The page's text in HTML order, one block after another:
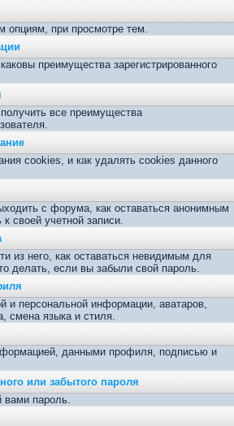
опциям, при просмотре тем.
преимущества зарегистрированного
получить все преимущества
cookies, и как удалять cookies данного
с форума, как оставаться анонимным
своей учетной записи.
из него, как оставаться невидимым для
делать, если вы забыли свой пароль.
и персональной информации, аватаров,
смена языка и стиля.
данными профиля, подписью и
или забытого пароля
вами пароль.